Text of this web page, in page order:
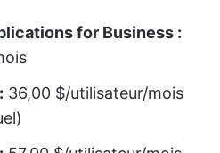
for Business :
36,00 $/utilisateur/mois